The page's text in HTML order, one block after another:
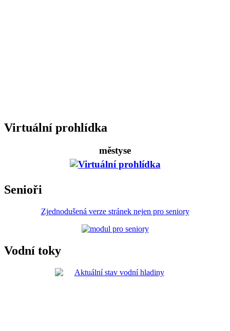
Virtuální prohlídka
městyse
Senioři
Zjednodušená verze stránek nejen pro seniory
Vodní toky